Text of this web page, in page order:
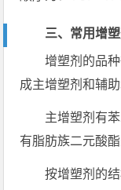
三、常用增
增塑剂的品
成主增塑剂和辅助
主增塑剂有
有脂肪族二元酸
按增塑剂的